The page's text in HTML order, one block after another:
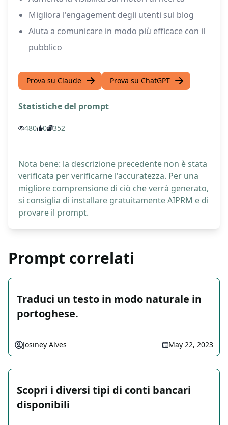
Migliora l'engagement degli utenti sul blog
Aiuta a comunicare in modo più efficace con il
pubblico
Prova su Claude Prova su ChatGPT
Statistiche del prompt
480 0 352
Nota bene: la descrizione precedente non è stata
verificata per verificarne l'accuratezza. Per una
migliore comprensione di ciò che verrà generato,
si consiglia di installare gratuitamente AIPRM e di
provare il prompt.
Prompt correlati
Traduci un testo in modo naturale in
portoghese.
Josiney Alves May 22, 2023
Scopri i diversi tipi di conti bancari
disponibili